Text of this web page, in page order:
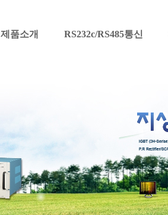
제품소개 RS232c/RS485통신